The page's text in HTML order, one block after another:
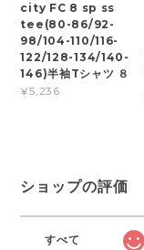
city FC 8 sp ss
tee(80-86/92-
98/104-110/116-
122/128-134/140-
146)半袖Tシャツ ８
¥5,236
ショップの評価
すべて